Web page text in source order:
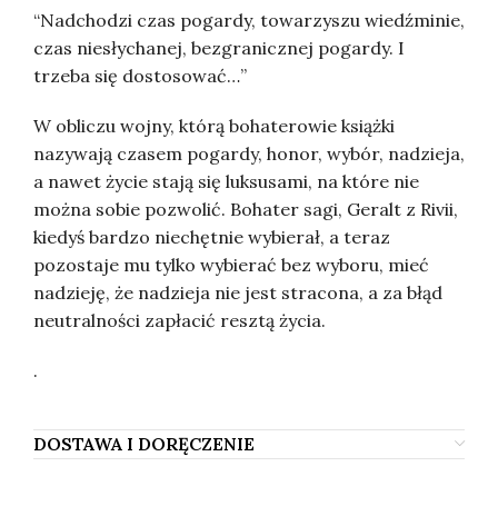
“Nadchodzi czas pogardy, towarzyszu wiedźminie,
czas niesłychanej, bezgranicznej pogardy. I
trzeba się dostosować…”
W obliczu wojny, którą bohaterowie książki
nazywają czasem pogardy, honor, wybór, nadzieja,
a nawet życie stają się luksusami, na które nie
można sobie pozwolić. Bohater sagi, Geralt z Rivii,
kiedyś bardzo niechętnie wybierał, a teraz
pozostaje mu tylko wybierać bez wyboru, mieć
nadzieję, że nadzieja nie jest stracona, a za błąd
neutralności zapłacić resztą życia.
.
DOSTAWA I DORĘCZENIE